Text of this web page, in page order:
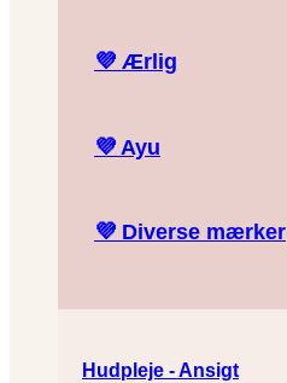
💜 Ærlig
💜 Ayu
💜 Diverse mærker
Hudpleje - Ansigt